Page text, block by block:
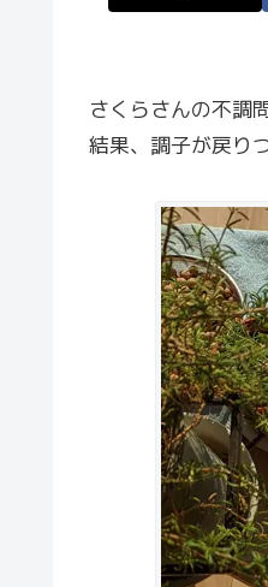
さくらさんの不調
結果、調子が戻り